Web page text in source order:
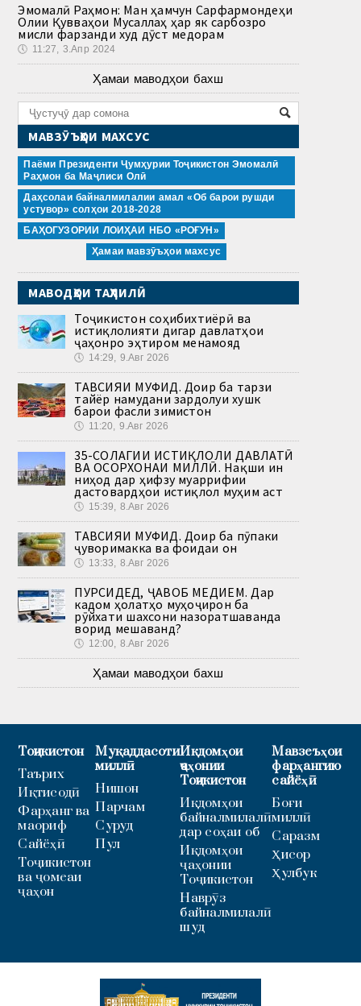
Эмомалӣ Раҳмон: Ман ҳамчун Сарфармондеҳи
Олии Қувваҳои Мусаллаҳ ҳар як сарбозро
мисли фарзанди худ дӯст медорам
🕔 11:27, 3.Апр 2024
Ҳамаи маводҳои бахш
МАВЗӮЪҲОИ МАХСУС
Паёми Президенти Ҷумҳурии Тоҷикистон Эмомалӣ
Раҳмон ба Маҷлиси Олӣ
Даҳсолаи байналмилалии амал «Об барои рушди
устувор» солҳои 2018-2028
БАҲОГУЗОРИИ ЛОИҲАИ НБО «РОҒУН»
Ҳамаи мавзӯъҳои махсус
МАВОДҲОИ ТАҲЛИЛӢ
Тоҷикистон соҳибихтиёрӣ ва
истиқлолияти дигар давлатҳои
ҷаҳонро эҳтиром менамояд
🕔 14:29, 9.Авг 2026
ТАВСИЯИ МУФИД. Доир ба тарзи
тайёр намудани зардолуи хушк
барои фасли зимистон
🕔 11:20, 9.Авг 2026
35-СОЛАГИИ ИСТИҚЛОЛИ ДАВЛАТӢ
ВА ОСОРХОНАИ МИЛЛӢ. Нақши ин
ниҳод дар ҳифзу муаррифии
дастовардҳои истиқлол муҳим аст
🕔 15:39, 8.Авг 2026
ТАВСИЯИ МУФИД. Доир ба пӯпаки
ҷуворимакка ва фоидаи он
🕔 13:33, 8.Авг 2026
ПУРСИДЕД, ҶАВОБ МЕДИҲЕМ. Дар
кадом ҳолатҳо муҳоҷирон ба
рӯйхати шахсони назоратшаванда
ворид мешаванд?
🕔 12:00, 8.Авг 2026
Ҳамаи маводҳои бахш
Тоҷикистон
Таърих
Иқтисодӣ
Фарҳанг ва
маориф
Сайёҳӣ
Тоҷикистон
ва ҷомеаи
ҷаҳон
Муқаддасоти
миллӣ
Нишон
Парчам
Суруд
Пул
Иқдомҳои
ҷаҳонии
Тоҷикистон
Иқдомҳои
байналмилалӣ
дар соҳаи об
Иқдомҳои
ҷаҳонии
Тоҷикистон
Наврӯз
байналмилалӣ
шуд
Мавзеъҳои
фарҳангию
сайёҳӣ
Боғи
миллӣ
Саразм
Ҳисор
Ҳулбук